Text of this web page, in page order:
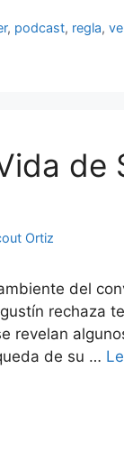
, podcast, regla,
de
Ortiz
del
rechaza
revelan
de su …